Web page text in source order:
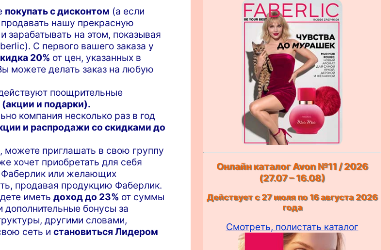
покупать с дисконтом (а если
продавать нашу прекрасную
зарабатывать на этом, показывая
С первого вашего заказа у
20% от цен, указанных в
можете делать заказ на любую
поощрительные
(акции и подарки).
компания несколько раз в год
и распродажи со скидками до
можете приглашать в свою группу
хочет приобретать для себя
или желающих
продавая продукцию Фаберлик.
иметь доход до 23% от суммы
дополнительные бонусы за
другими словами,
сеть и становиться Лидером
Онлайн каталог Avon №11 / 2026
(27.07 – 16.08)
Действует с 27 июля по 16 августа 2026
года
Смотреть, полистать каталог